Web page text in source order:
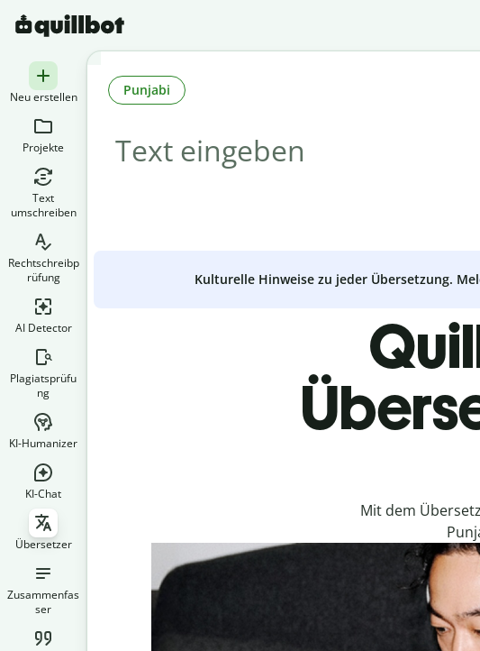
Neu erstellen
Projekte
Text
umschreiben
Rechtschreibp
rüfung
AI Detector
Plagiatsprüfu
ng
KI-Humanizer
KI-Chat
Übersetzer
Zusammenfas
ser
Punjabi
Kulturelle Hinweise zu jeder Übersetzung.
Mit dem